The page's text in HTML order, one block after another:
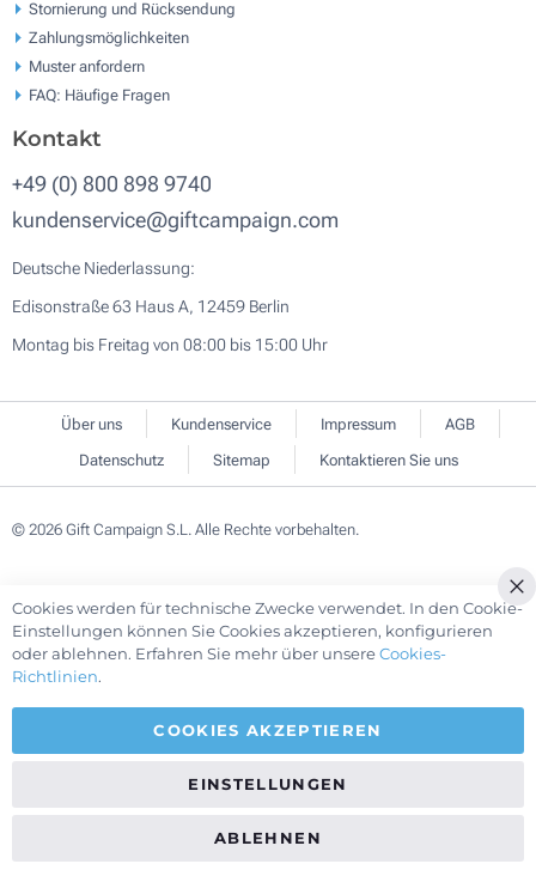
Stornierung und Rücksendung
Zahlungsmöglichkeiten
Muster anfordern
FAQ: Häufige Fragen
Kontakt
+49 (0) 800 898 9740
kundenservice@giftcampaign.com
Deutsche Niederlassung:
Edisonstraße 63 Haus A, 12459 Berlin
Montag bis Freitag von 08:00 bis 15:00 Uhr
Über uns Kundenservice Impressum
AGB
Datenschutz
Sitemap Kontaktieren Sie uns
© 2026 Gift Campaign S.L. Alle Rechte vorbehalten.
Cookies werden für technische Zwecke verwendet. In den Cookie-
Einstellungen können Sie Cookies akzeptieren, konfigurieren
oder ablehnen. Erfahren Sie mehr über unsereCookies-
Richtlinien.
COOKIES AKZEPTIEREN
EINSTELLUNGEN
ABLEHNEN